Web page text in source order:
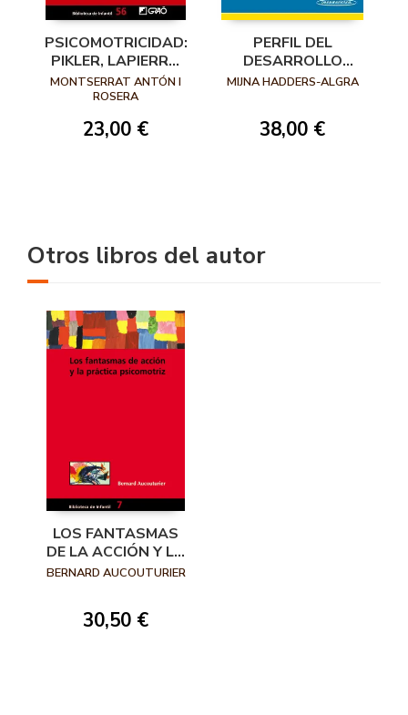
PSICOMOTRICIDAD:
PIKLER, LAPIERRE,
AUCOUTURIER Y
UAB DIFERENCIAS
MONTSERRAT ANTÓN I
ROSERA
23,00 €
PERFIL DEL
DESARROLLO
MOTOR DEL BEBÉ
MIJNA HADDERS-ALGRA
38,00 €
Otros libros del autor
LOS FANTASMAS
DE LA ACCIÓN Y LA
PRÁCTICA
BERNARD AUCOUTURIER
30,50 €